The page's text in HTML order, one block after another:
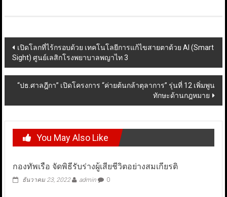
Post
navigation
เปิดโลกที่ไร้กรอบด้วย เทคโนโลยีการแก้ไขสายตาด้วย AI (Smart
Sight) ศูนย์เลสิกโรงพยาบาลพญาไท 3
“ปธ.ศาลฎีกา” เปิดโครงการ “ค่ายต้นกล้าตุลาการ” รุ่นที่ 12 เพิ่มพูน
ทักษะด้านกฎหมาย
You May Also Like
กองทัพเรือ จัดพิธีรับร่างผู้เสียชีวิตอย่างสมเกียรติ
ธันวาคม 23, 2022 admin 0